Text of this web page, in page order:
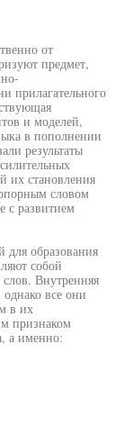
от
предмет,
прилагательного
и моделей,
в пополнении
результаты
их становления
словом
с развитием
для образования
собой
Внутренняя
все они
в их
признаком
а именно: